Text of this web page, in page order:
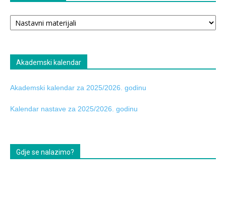
Oglasna
tabla
Akademski kalendar
Akademski kalendar za 2025/2026. godinu
Kalendar nastave za 2025/2026. godinu
Gdje se nalazimo?